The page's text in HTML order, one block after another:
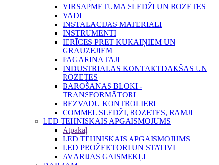
VIRSAPMETUMA SLĒDŽI UN ROZETES
VADI
INSTALĀCIJAS MATERIĀLI
INSTRUMENTI
IERĪCES PRET KUKAIŅIEM UN
GRAUZĒJIEM
PAGARINĀTĀJI
INDUSTRIĀLĀS KONTAKTDAKŠAS UN
ROZETES
BAROŠANAS BLOKI -
TRANSFORMĀTORI
BEZVADU KONTROLIERI
COMMEL SLĒDŽI, ROZETES, RĀMJI
LED TEHNISKAIS APGAISMOJUMS
Atpakaļ
LED TEHNISKAIS APGAISMOJUMS
LED PROŽEKTORI UN STATĪVI
AVĀRIJAS GAISMEKĻI